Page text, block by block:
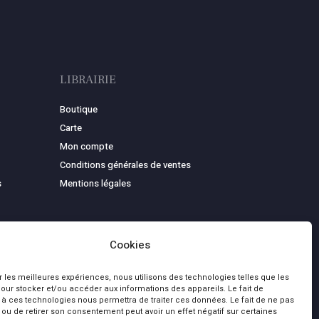
Cookies
les meilleures expériences, nous utilisons des technologies telles que les
stocker et/ou accéder aux informations des appareils. Le fait de
ces technologies nous permettra de traiter ces données. Le fait de ne pas
de retirer son consentement peut avoir un effet négatif sur certaines
LIBRAIRIE
Boutique
Carte
Mon compte
Conditions générales de ventes
Mentions légales